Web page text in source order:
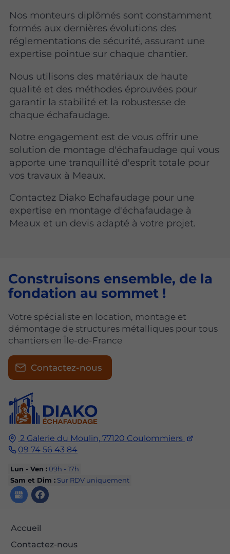
Nos monteurs diplômés sont constamment
formés aux dernières évolutions des
réglementations de sécurité, assurant une
expertise pointue sur chaque chantier.
Nous utilisons des matériaux de haute
qualité et des méthodes éprouvées pour
garantir la stabilité et la robustesse de
chaque échafaudage.
Notre engagement est de vous offrir une
solution de montage d'échafaudage qui vous
apporte une tranquillité d'esprit totale pour
vos travaux à Meaux.
Contactez Diako Echafaudage pour une
expertise en montage d'échafaudage à
Meaux et un devis adapté à votre projet.
2 Galerie du Moulin, 77120 Coulommiers
09 74 56 43 84
Lun - Ven :09h - 17h
Sam et Dim : Sur RDV uniquement
Accueil
Contactez-nous
Construisons ensemble, de la
fondation au sommet !
Votre spécialiste en location, montage et
démontage de structures métalliques pour tous
chantiers en Île-de-France
Contactez-nous